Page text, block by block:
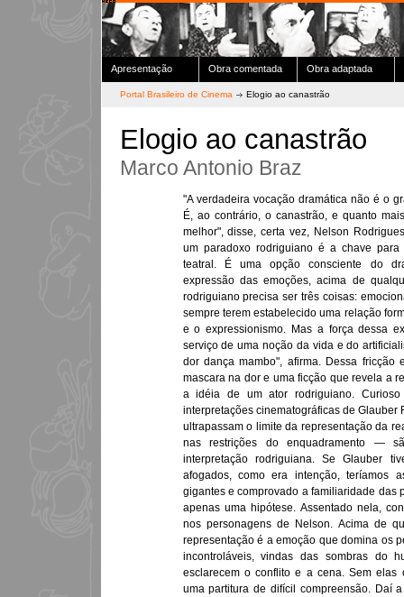
Apresentação Obra comentada Obra adaptada
Portal Brasileiro de Cinema Elogio ao canastrão
Elogio ao canastrão
Marco Antonio Braz
"A verdadeira vocação dramática não é o
É, ao contrário, o canastrão, e quanto
melhor", disse, certa vez, Nelson
um paradoxo rodriguiano é a chave
teatral. É uma opção consciente do
expressão das emoções, acima de
rodriguiano precisa ser três coisas:
sempre terem estabelecido uma relação
e o expressionismo. Mas a força dessa
serviço de uma noção da vida e do
dor dança mambo", afirma. Dessa fricção
mascara na dor e uma ficção que revela a
a idéia de um ator rodriguiano.
interpretações cinematográficas de
ultrapassam o limite da representação da
nas restrições do enquadramento —
interpretação rodriguiana. Se Glauber
afogados, como era intenção, teríamos
gigantes e comprovado a familiaridade
apenas uma hipótese. Assentado nela,
nos personagens de Nelson. Acima de
representação é a emoção que domina os
incontroláveis, vindas das sombras do
esclarecem o conflito e a cena. Sem elas
uma partitura de difícil compreensão. Daí